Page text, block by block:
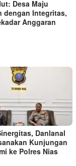
Desa Maju
dengan Integritas,
Anggaran
Danlanal
Kunjungan
ke Polres Nias